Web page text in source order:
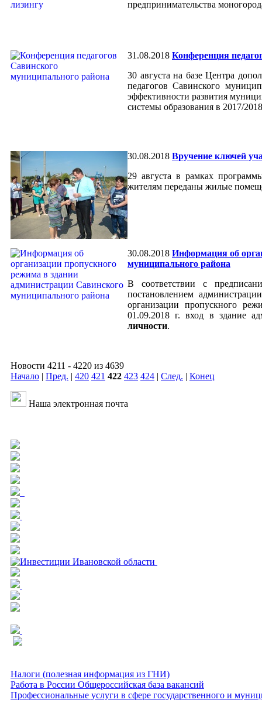
предпринимательства
31.08.2018 Конференция
30 августа на базе Центра
педагогов Савинского
эффективности развития
системы образования в 2017/
30.08.2018 Вручение ключей
29 августа в рамках
жителям переданы жилые
30.08.2018 Информация об
муниципального района
В соответствии с
постановлением
организации пропускного
01.09.2018 г. вход в здание
личности.
Новости 4211 - 4220 из 4639
Начало | Пред. | 420 421 422 423 424 | След. | Конец
Наша электронная почта
Налоги (полезная информация из ГНИ)
Работа в России Общероссийская база вакансий
Профессиональные услуги в сфере государственного и